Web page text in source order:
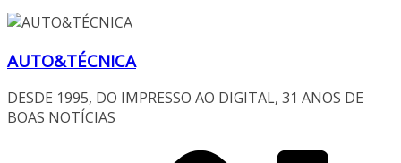
AUTO&TÉCNICA
DESDE 1995, DO IMPRESSO AO DIGITAL, 31 ANOS DE
BOAS NOTÍCIAS